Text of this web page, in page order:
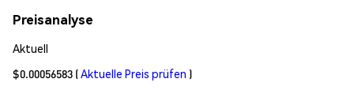
Preisanalyse
Aktuell
$0.00056583 (Aktuelle Preis prüfen )